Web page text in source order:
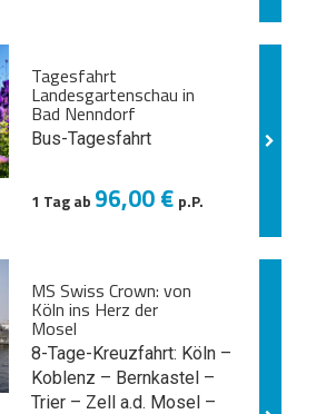
Tagesfahrt
Landesgartenschau in
Bad Nenndorf
Bus-Tagesfahrt
1 Tag ab 96,00 € p.P.
MS Swiss Crown: von
Köln ins Herz der
Mosel
8-Tage-Kreuzfahrt: Köln –
Koblenz – Bernkastel –
Trier – Zell a.d. Mosel –